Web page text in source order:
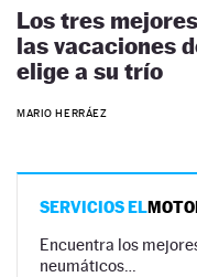
Los tres
las vacaciones
elige a su trío
MARIO HERRÁEZ
SERVICIOS EL
Encuentra los
neumáticos…